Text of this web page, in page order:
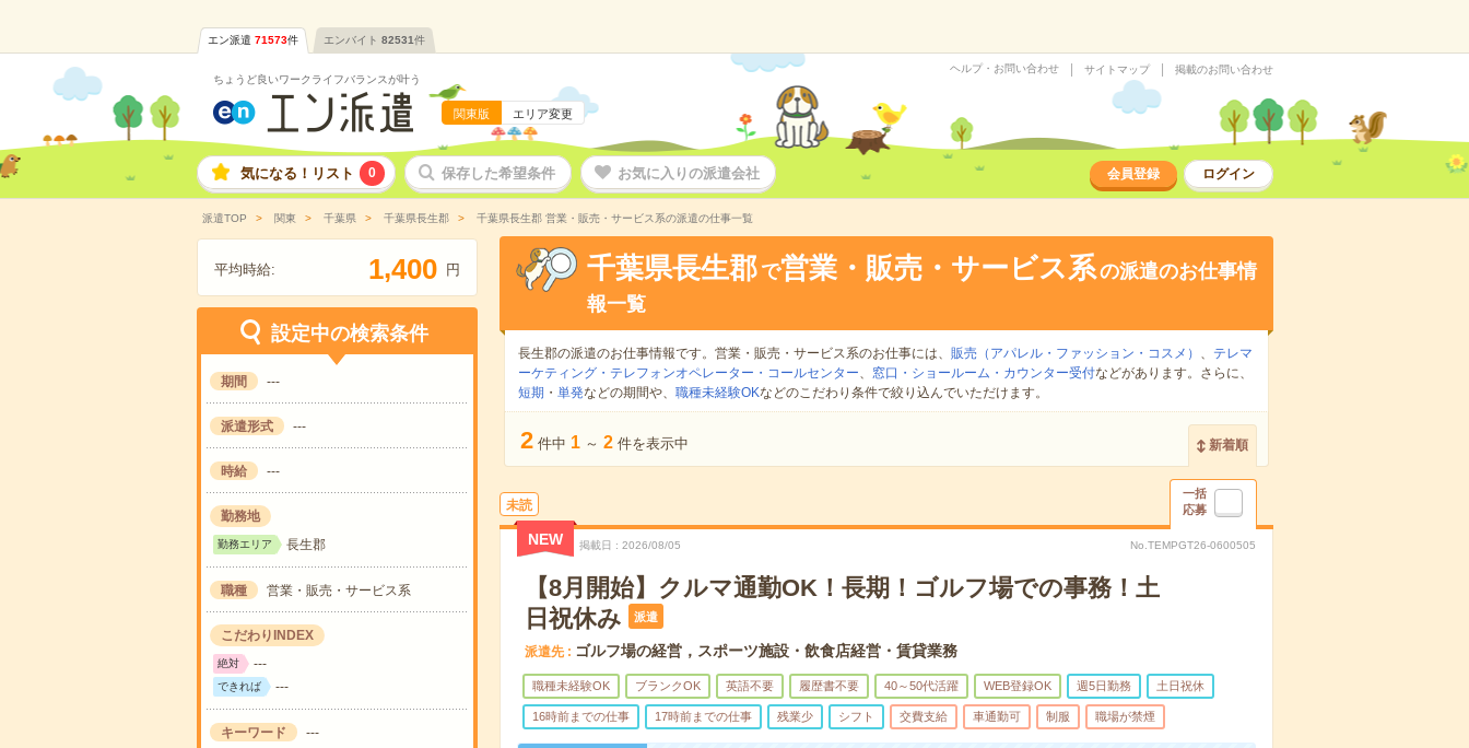
エン派遣 71573件 エンバイト 82531件
ちょうど良いワークライフバランスが叶う
関東版 エリア変更
ヘルプ・お問い合わせ サイトマップ 掲載のお問い合わせ
気になる！リスト 0 保存した希望条件 お気に入りの派遣会社 会員登録 ログイン
派遣TOP 関東 千葉県 千葉県長生郡 千葉県長生郡 営業・販売・サービス系の派遣の仕事一覧
平均時給: 1,400 円
設定中の検索条件
期間 ---
派遣形式 ---
時給 ---
勤務地
勤務エリア 長生郡
職種 営業・販売・サービス系
こだわりINDEX
絶対 ---
できれば ---
キーワード ---
千葉県長生郡 で営業・販売・サービス系の派遣のお仕事情
報一覧
長生郡の派遣のお仕事情報です。営業・販売・サービス系のお仕事には、 販売（アパレル・ファッション・コスメ） 、
テレマ
ーケティング・テレフォンオペレーター・コールセンター、 窓口・ショールーム・カウンター受付などがあります。さらに、
短期 ・ 単発などの期間や、 職種未経験OKなどのこだわり条件で絞り込んでいただけます。
2 件中 1 ～ 2 件を表示中 新着順
未読
一括
応募
NEW 掲載日 2026/08/05 No.TEMPGT26-0600505
【8月開始】クルマ通勤OK！長期！ゴルフ場での事務！土
日祝休み
派遣
派遣先 ゴルフ場の経営，スポーツ施設・飲食店経営・賃貸業務
職種未経験OK ブランクOK 英語不要 履歴書不要 40～50代活躍 WEB登録OK 週5日勤務 土日祝休
16時前までの仕事 17時前までの仕事 残業少 シフト 交費支給 車通勤可 制服 職場が禁煙